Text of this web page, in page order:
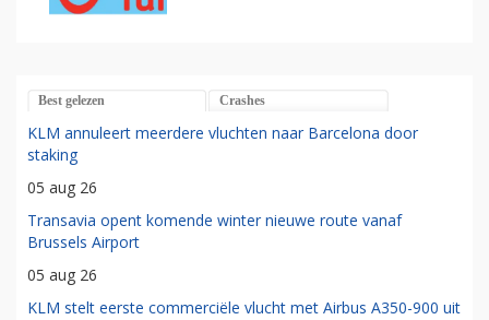
Best gelezen Crashes
KLM annuleert meerdere vluchten naar Barcelona door
staking
05 aug 26
Transavia opent komende winter nieuwe route vanaf
Brussels Airport
05 aug 26
KLM stelt eerste commerciële vlucht met Airbus A350-900 uit